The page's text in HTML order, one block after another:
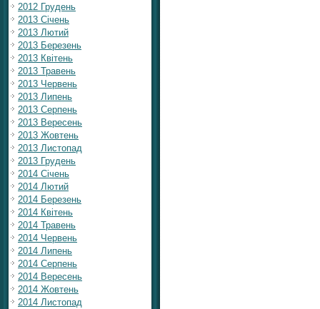
2012 Грудень
2013 Січень
2013 Лютий
2013 Березень
2013 Квітень
2013 Травень
2013 Червень
2013 Липень
2013 Серпень
2013 Вересень
2013 Жовтень
2013 Листопад
2013 Грудень
2014 Січень
2014 Лютий
2014 Березень
2014 Квітень
2014 Травень
2014 Червень
2014 Липень
2014 Серпень
2014 Вересень
2014 Жовтень
2014 Листопад